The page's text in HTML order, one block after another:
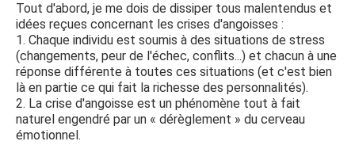
Tout d'abord, je me dois de dissiper tous malentendus et
idées reçues concernant les crises d'angoisses :
1. Chaque individu est soumis à des situations de stress
(changements, peur de l'échec, conflits...) et chacun à une
réponse différente à toutes ces situations (et c'est bien
là en partie ce qui fait la richesse des personnalités).
2. La crise d'angoisse est un phénomène tout à fait
naturel engendré par un « dérèglement » du cerveau
émotionnel.